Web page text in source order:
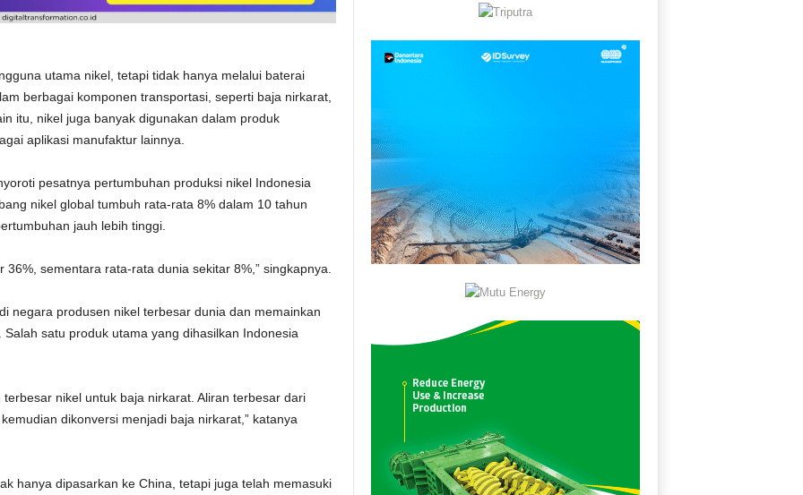
utama nikel, tetapi tidak hanya melalui baterai
berbagai komponen transportasi, seperti baja nirkarat,
itu, nikel juga banyak digunakan dalam produk
aplikasi manufaktur lainnya.
pesatnya pertumbuhan produksi nikel Indonesia
nikel global tumbuh rata-rata 8% dalam 10 tahun
jauh lebih tinggi.
sementara rata-rata dunia sekitar 8%,” singkapnya.
negara produsen nikel terbesar dunia dan memainkan
satu produk utama yang dihasilkan Indonesia
nikel untuk baja nirkarat. Aliran terbesar dari
dikonversi menjadi baja nirkarat,” katanya
hanya dipasarkan ke China, tetapi juga telah memasuki